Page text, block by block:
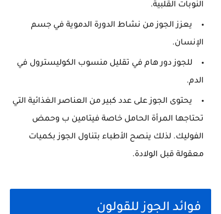
النوبات القلبية.
يعزز الجوز من نشاط الدورة الدموية في جسم
الإنسان.
للجوز دور هام في تقليل منسوب الكوليسترول في
الدم.
يحتوى الجوز على عدد كبير من العناصر الغذائية التي
تحتاجها المرأة الحامل خاصة فيتامين ب وحمض
الفوليك. لذلك ينصح الأطباء بتناول الجوز بكميات
معقولة قبل الولادة.
فوائد الجوز للقولون